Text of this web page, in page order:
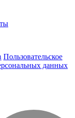
Пользовательское
данных